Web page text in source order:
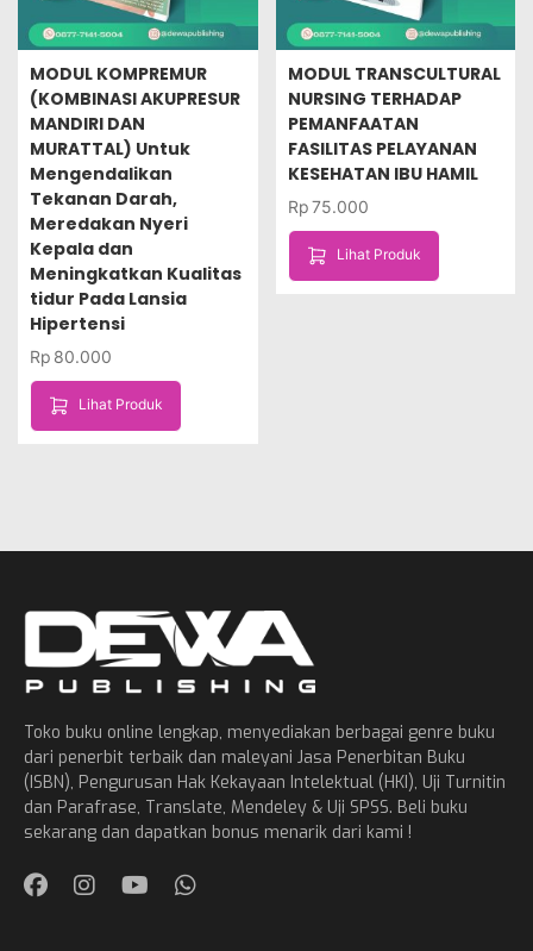
MODUL KOMPREMUR
(KOMBINASI AKUPRESUR
MANDIRI DAN
MURATTAL) Untuk
Mengendalikan
Tekanan Darah,
Meredakan Nyeri
Kepala dan
Meningkatkan Kualitas
tidur Pada Lansia
Hipertensi
Rp 80.000
Lihat Produk
MODUL TRANSCULTURAL
NURSING TERHADAP
PEMANFAATAN
FASILITAS PELAYANAN
KESEHATAN IBU HAMIL
Rp75.000
Lihat Produk
Toko buku online lengkap, menyediakan berbagai genre buku
dari penerbit terbaik dan maleyani Jasa Penerbitan Buku
(ISBN), Pengurusan Hak Kekayaan Intelektual (HKI), Uji Turnitin
dan Parafrase, Translate, Mendeley & Uji SPSS. Beli buku
sekarang dan dapatkan bonus menarik dari kami !